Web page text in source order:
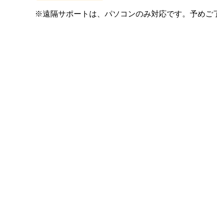
※遠隔サポートは、パソコンのみ対応です。予めご